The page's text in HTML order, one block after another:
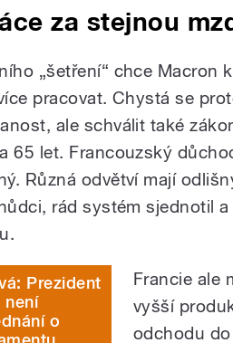
za stejnou
„šetření“ chce Macron
pracovat. Chystá se
ale schválit také
65 let. Francouzský
Různá odvětví mají
rád systém sjednotil
Prezident
není
o
Francie ale
vyšší
odchodu